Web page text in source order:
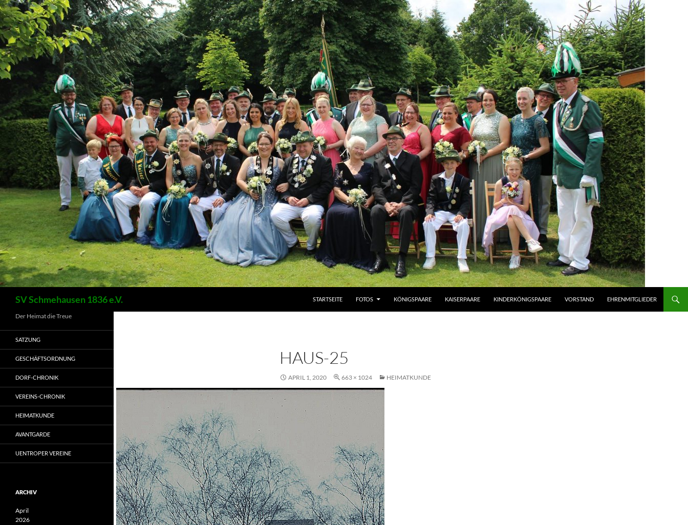
SV Schmehausen 1836 e.V.
STARTSEITE
FOTOS KÖNIGSPAARE KAISERPAARE KINDERKÖNIGSPAARE VORSTAND EHRENMITGLIEDER
HAUS-25
APRIL 1, 2020 663 × 1024 HEIMATKUNDE
Der Heimat die Treue
SATZUNG
GESCHÄFTSORDNUNG
DORF-CHRONIK
VEREINS-CHRONIK
HEIMATKUNDE
AVANTGARDE
UENTROPER VEREINE
ARCHIV
April
2026